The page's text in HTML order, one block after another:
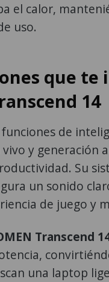
el calor,
uso.
que te
14
de
y generación
Su
un sonido
de juego y
Transcend
una laptop